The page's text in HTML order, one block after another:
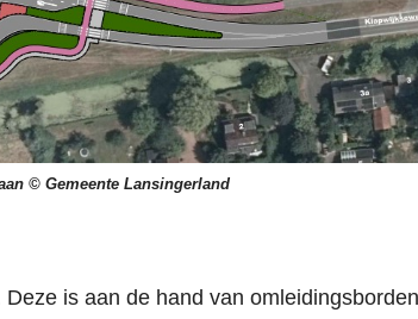
© Gemeente Lansingerland
is aan de hand van omleidingsborden